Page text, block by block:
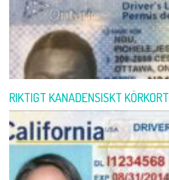
RIKTIGT KANADENSISKT KÖRKORT